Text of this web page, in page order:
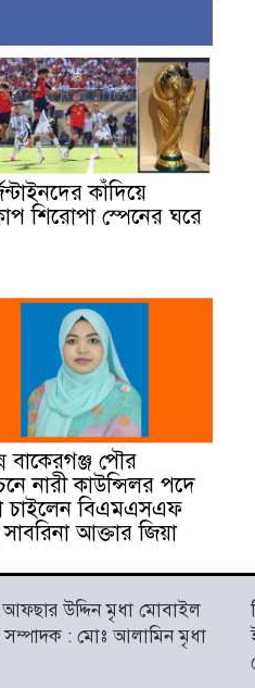
কাঁদিয়ে
শিরোপা স্পেনের ঘরে
বাকেরগঞ্জ পৌর
নারী কাউন্সিলর পদে
চাইলেন বিএমএসএফ
সাবরিনা আক্তার জিয়া
উদ্দিন মৃধা মোবাইল
সম্পাদক : মোঃ আলামিন মৃধা